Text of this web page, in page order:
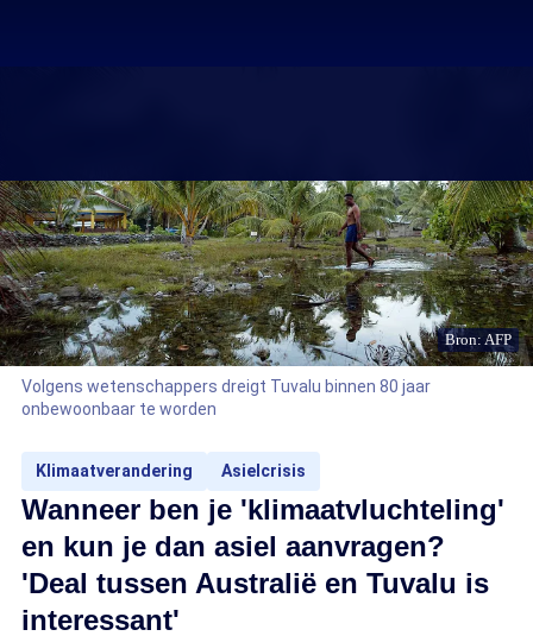
Bron: AFP
Volgens wetenschappers dreigt Tuvalu binnen 80 jaar
onbewoonbaar te worden
Klimaatverandering Asielcrisis
Wanneer ben je 'klimaatvluchteling'
en kun je dan asiel aanvragen?
'Deal tussen Australië en Tuvalu is
interessant'